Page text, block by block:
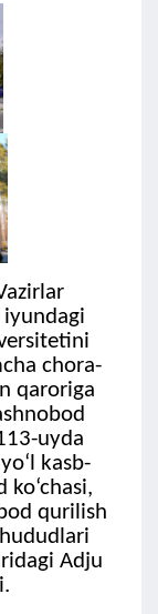
chora-
qaroriga
uyda
kasb-
qurilish
Adju